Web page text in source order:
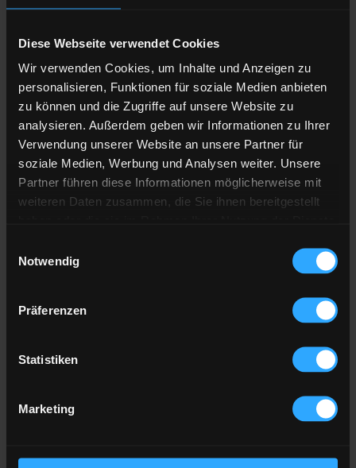
Diese Webseite verwendet Cookies
Wir verwenden Cookies, um Inhalte und Anzeigen zu
personalisieren, Funktionen für soziale Medien anbieten
zu können und die Zugriffe auf unsere Website zu
analysieren. Außerdem geben wir Informationen zu Ihrer
Verwendung unserer Website an unsere Partner für
soziale Medien, Werbung und Analysen weiter. Unsere
Partner führen diese Informationen möglicherweise mit
weiteren Daten zusammen, die Sie ihnen bereitgestellt
Notwendig
Präferenzen
Statistiken
Marketing
Liefermenge
Anzahl derLieferstellen
Preis berechnen
Heizöl Standard
von Yalcin & Tiebes GmbH